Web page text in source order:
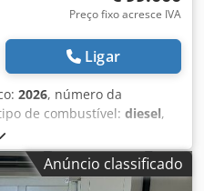
Preço fixo acresce IVA
Ligar
2026, número da
de combustível: diesel,
Potência do gerador: 310
do
Anúncio classificado